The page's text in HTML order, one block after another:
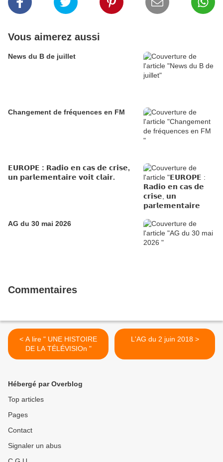
Vous aimerez aussi
News du B de juillet
Changement de fréquences en FM
𝗘𝗨𝗥𝗢𝗣𝗘 : 𝗥𝗮𝗱𝗶𝗼 𝗲𝗻 𝗰𝗮𝘀 𝗱𝗲 𝗰𝗿𝗶𝘀𝗲,
𝘂𝗻 𝗽𝗮𝗿𝗹𝗲𝗺𝗲𝗻𝘁𝗮𝗶𝗿𝗲 𝘃𝗼𝗶𝘁 𝗰𝗹𝗮𝗶𝗿.
AG du 30 mai 2026
Commentaires
< A lire " UNE HISTOIRE
DE LA TÉLÉVISIOn "
L'AG du 2 juin 2018 >
Hébergé par Overblog
Top articles
Pages
Contact
Signaler un abus